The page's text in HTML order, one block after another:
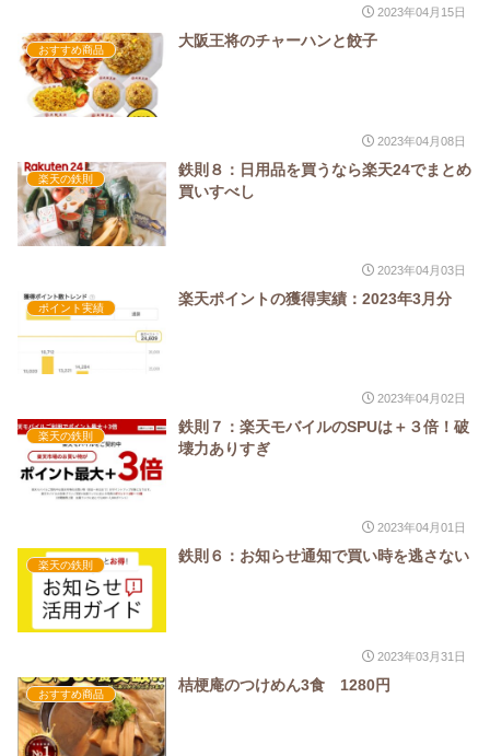
2023年04月15日
おすすめ商品
大阪王将のチャーハンと餃子
2023年04月08日
楽天の鉄則
鉄則８：日用品を買うなら楽天24でまとめ
買いすべし
2023年04月03日
ポイント実績
楽天ポイントの獲得実績：2023年3月分
2023年04月02日
楽天の鉄則
鉄則７：楽天モバイルのSPUは＋３倍！破
壊力ありすぎ
2023年04月01日
楽天の鉄則
鉄則６：お知らせ通知で買い時を逃さない
2023年03月31日
おすすめ商品
桔梗庵のつけめん3食 1280円